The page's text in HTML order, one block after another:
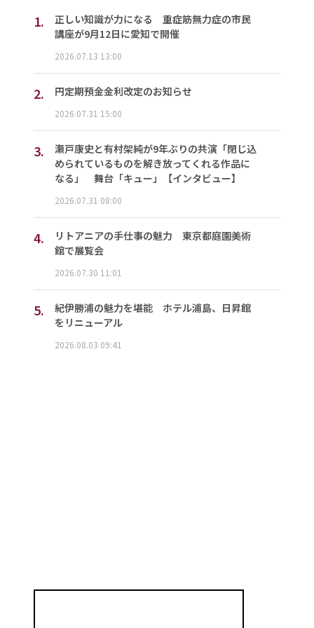
1.
正しい知識が力になる 重症筋無力症の市民
講座が9月12日に愛知で開催
2026.07.13 13:00
2. 円定期預金金利改定のお知らせ
2026.07.31 15:00
3.
瀬戸康史と有村架純が9年ぶりの共演「閉じ込
められているものを解き放ってくれる作品に
なる」 舞台「キュー」【インタビュー】
2026.07.31 08:00
4.
リトアニアの手仕事の魅力 東京都庭園美術
館で展覧会
2026.07.30 11:01
5.
紀伊勝浦の魅力を堪能 ホテル浦島、日昇館
をリニューアル
2026.08.03 09:41